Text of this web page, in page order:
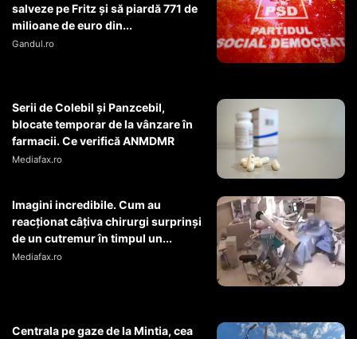
salveze pe Fritz și să piardă 771 de
milioane de euro din...
Gandul.ro
Serii de Colebil și Panzcebil,
blocate temporar de la vânzare în
farmacii. Ce verifică ANMDMR
Mediafax.ro
Imagini incredibile. Cum au
reacționat câțiva chirurgi surprinși
de un cutremur în timpul un...
Mediafax.ro
Centrala pe gaze de la Mintia, cea